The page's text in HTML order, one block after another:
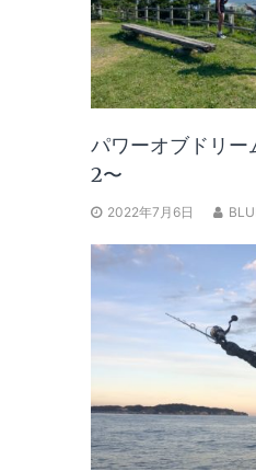
パワーオブドリ
2〜
2022年7月6日